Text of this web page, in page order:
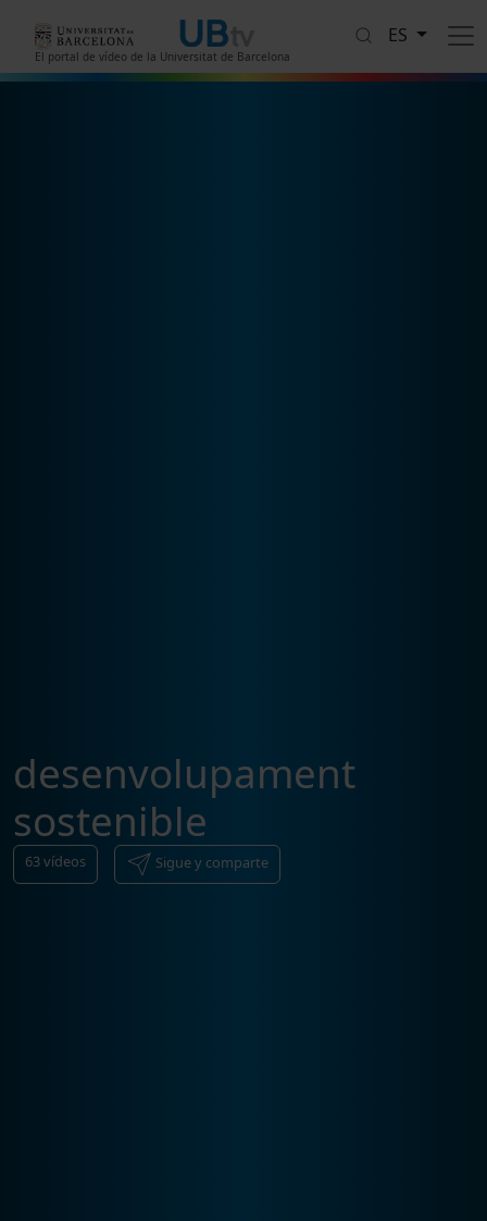
El portal de vídeo de la Universitat de Barcelona
ES
desenvolupament
sostenible
63vídeos Sigue y comparte